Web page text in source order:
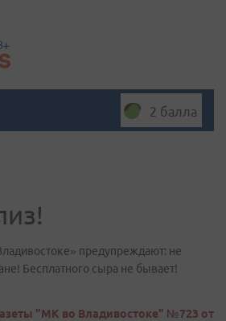
2 балла
предупреждают: не
Бесплатного сыра не бывает!
"МК во Владивостоке" №723 от